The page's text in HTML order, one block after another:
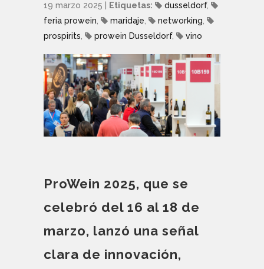
19 marzo 2025 Etiquetas: dusseldorf,
feria prowein
maridaje networking
prospirits
prowein Dusseldorf, vino
ProWein 2025, que se
celebró del 16 al 18 de
marzo, lanzó una señal
clara de innovación,